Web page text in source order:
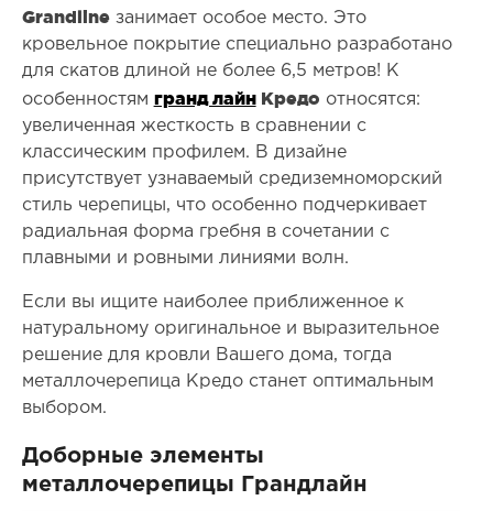
Grandlineзанимает особое место. Это
кровельное покрытие специально разработано
для скатов длиной не более 6,5 метров! К
особенностям гранд лайнКредо относятся:
увеличенная жесткость в сравнении с
классическим профилем. В дизайне
присутствует узнаваемый средиземноморский
стиль черепицы, что особенно подчеркивает
радиальная форма гребня в сочетании с
плавными и ровными линиями волн.
Если вы ищите наиболее приближенное к
натуральному оригинальное и выразительное
решение для кровли Вашего дома, тогда
металлочерепица Кредо станет оптимальным
выбором.
Доборные элементы
металлочерепицы Грандлайн